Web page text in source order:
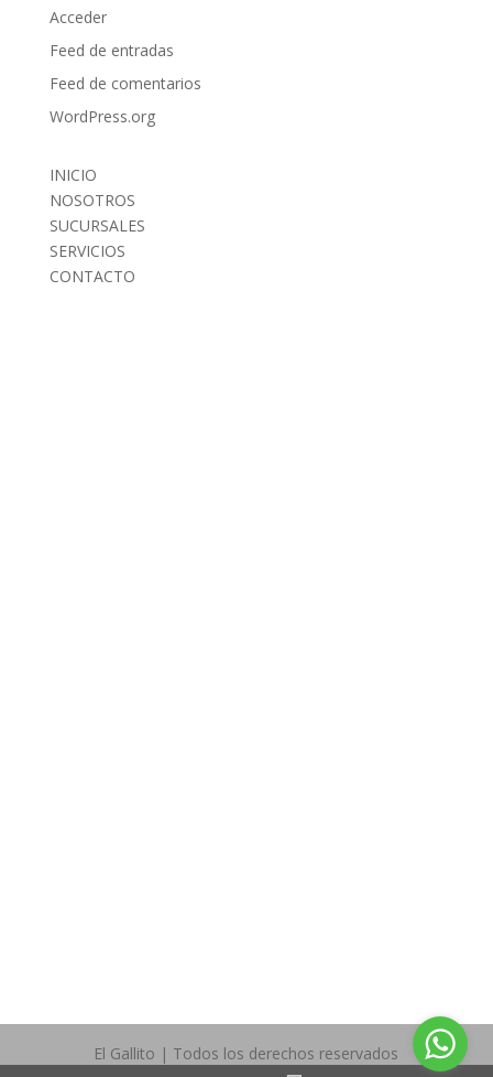
Acceder
Feed de entradas
Feed de comentarios
WordPress.org
INICIO
NOSOTROS
SUCURSALES
SERVICIOS
CONTACTO
El Gallito | Todos los derechos reservados